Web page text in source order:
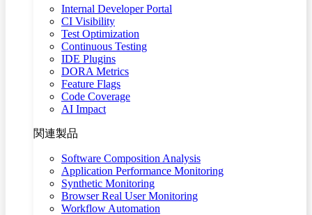
Internal Developer Portal
CI Visibility
Test Optimization
Continuous Testing
IDE Plugins
DORA Metrics
Feature Flags
Code Coverage
AI Impact
関連製品
Software Composition Analysis
Application Performance Monitoring
Synthetic Monitoring
Browser Real User Monitoring
Workflow Automation